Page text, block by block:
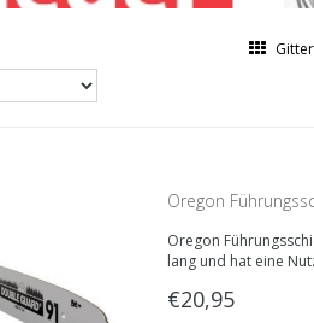
Gitter
Oregon
Oregon
lang und hat eine
€20,95